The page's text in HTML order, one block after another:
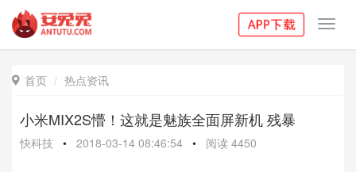
 首页 热点资讯
小米MIX2S懵！这就是魅族全面屏新机 残暴
快科技 • 2018-03-14 08:46:54 • 阅读 4450